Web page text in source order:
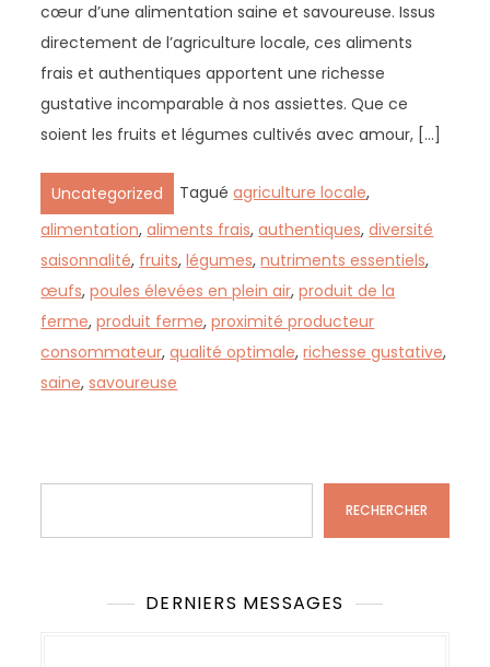
cœur d’une alimentation saine et savoureuse. Issus
directement de l’agriculture locale, ces aliments
frais et authentiques apportent une richesse
gustative incomparable à nos assiettes. Que ce
soient les fruits et légumes cultivés avec amour, […]
Uncategorized Taguéagriculture locale,
alimentation,aliments frais,authentiques,diversité
saisonnalité, fruits,légumes,nutriments essentiels,
œufs,poules élevées en plein air,produit de la
ferme,produit ferme,proximité producteur
consommateur,qualité optimale,richesse gustative,
saine,savoureuse
RECHERCHER
DERNIERS MESSAGES